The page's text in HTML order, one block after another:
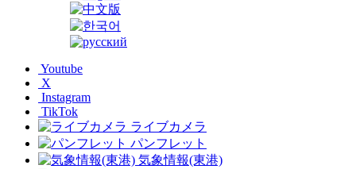
Youtube
X
Instagram
TikTok
ライブカメラ
パンフレット
気象情報(東港)